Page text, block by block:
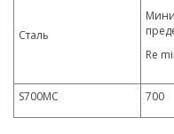
Сталь
Re
S700MC 700